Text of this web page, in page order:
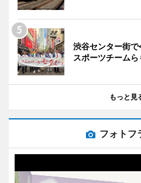
渋谷センター街
スポーツチームら
もっと見
フォトフ